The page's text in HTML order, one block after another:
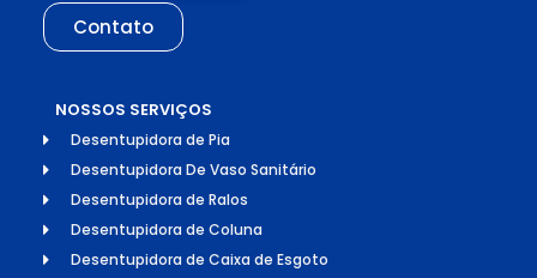
Contato
NOSSOS SERVIÇOS
Desentupidora de Pia
Desentupidora De Vaso Sanitário
Desentupidora de Ralos
Desentupidora de Coluna
Desentupidora de Caixa de Esgoto